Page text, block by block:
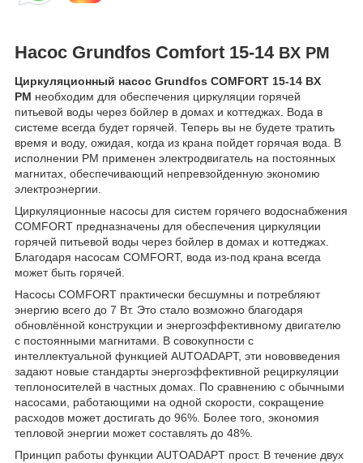
Насос Grundfos Comfort 15-14 BХ PM
Циркуляционный насос Grundfos COMFORT 15-14 BX
PM необходим для обеспечения циркуляции горячей
питьевой воды через бойлер в домах и коттеджах. Вода в
системе всегда будет горячей. Теперь вы не будете тратить
время и воду, ожидая, когда из крана пойдет горячая вода. В
исполнении PM применен электродвигатель на постоянных
магнитах, обеспечивающий непревзойденную экономию
электроэнергии.
Циркуляционные насосы для систем горячего водоснабжения
COMFORT предназначены для обеспечения циркуляции
горячей питьевой воды через бойлер в домах и коттеджах.
Благодаря насосам COMFORT, вода из-под крана всегда
может быть горячей.
Насосы COMFORT практически бесшумны и потребляют
энергию всего до 7 Вт. Это стало возможно благодаря
обновлённой конструкции и энергоэффективному двигателю
с постоянными магнитами. В совокупности с
интеллектуальной функцией AUTOADAPT, эти нововведения
задают новые стандарты энергоэффективной рециркуляции
теплоносителей в частных домах. По сравнению с обычными
насосами, работающими на одной скорости, сокращение
расходов может достигать до 96%. Более того, экономия
тепловой энергии может составлять до 48%.
Принцип работы функции AUTOADAPT прост. В течение двух